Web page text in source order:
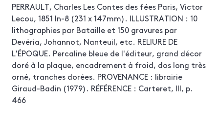
PERRAULT, Charles Les Contes des fées Paris, Victor
Lecou, 1851 In-8 (231 x 147mm). ILLUSTRATION : 10
lithographies par Bataille et 150 gravures par
Devéria, Johannot, Nanteuil, etc. RELIURE DE
L'ÉPOQUE. Percaline bleue de l'éditeur, grand décor
doré à la plaque, encadrement à froid, dos long très
orné, tranches dorées. PROVENANCE : librairie
Giraud-Badin (1979). RÉFÉRENCE : Carteret, III, p.
466